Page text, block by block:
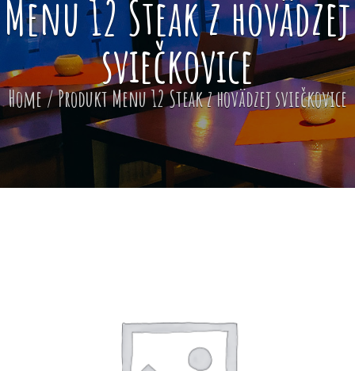
Menu 12 Steak z hovädzej
sviečkovice
Home/ ProduktMenu 12 Steak z hovädzej sviečkovice